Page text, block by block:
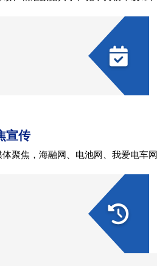
宣传
聚焦，海融网、电池网、我爱电车